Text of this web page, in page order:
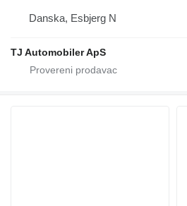
Danska, Esbjerg N
TJ Automobiler ApS